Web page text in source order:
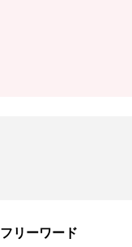
フリーワード